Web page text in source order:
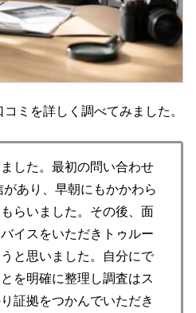
ミを詳しく調べてみました。
した。最初の問い合わせ
あり、早朝にもかかわら
らいました。その後、面
イスをいただきトゥルー
と思いました。自分にで
を明確に整理し調査はス
証拠をつかんでいただき